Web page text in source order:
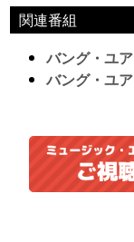
関連番組
バング・ユ
バング・ユ